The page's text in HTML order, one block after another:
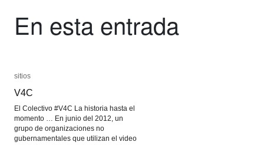
En esta entrada
sitios
V4C
El Colectivo #V4C La historia hasta el
momento … En junio del 2012, un
grupo de organizaciones no
gubernamentales que utilizan el video
sitios
V4C